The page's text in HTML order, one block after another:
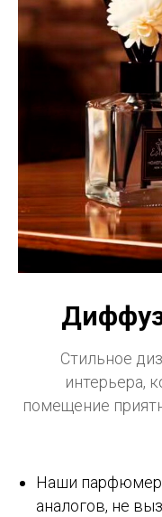
Стильное
интерьера,
помещение
Наши
аналогов, не